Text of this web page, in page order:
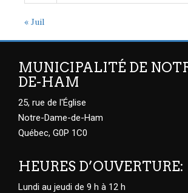
« Juil
MUNICIPALITÉ DE
DE-HAM
25, rue de l'Église
Notre-Dame-de-Ham
Québec, G0P 1C0
HEURES D’OUVERTURE:
Lundi au jeudi de 9 h à 12 h